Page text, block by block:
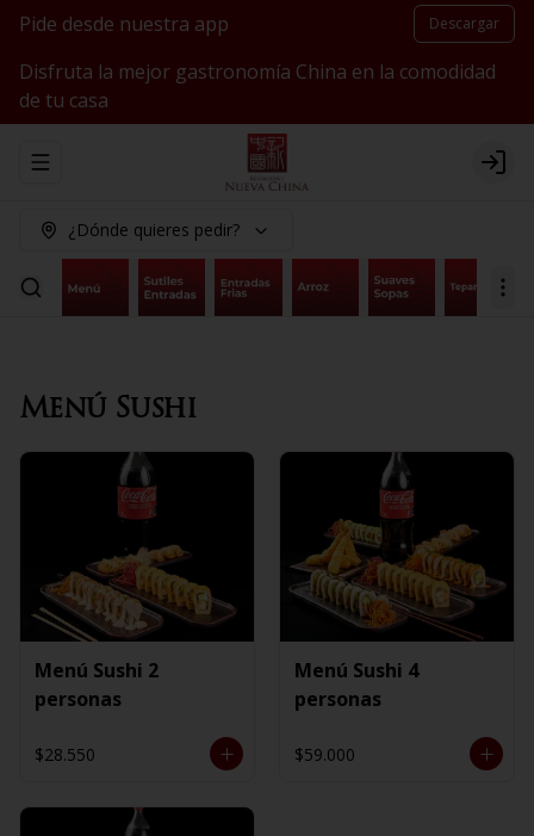
Pide desde nuestra app Descargar
Disfruta la mejor gastronomía China en la comodidad
de tu casa
Abrir menu de navegación Login
¿Dónde quieres pedir?
Menú Sushi
Menú Sushi 2
personas
$28.550
Menú Sushi 4
personas
$59.000